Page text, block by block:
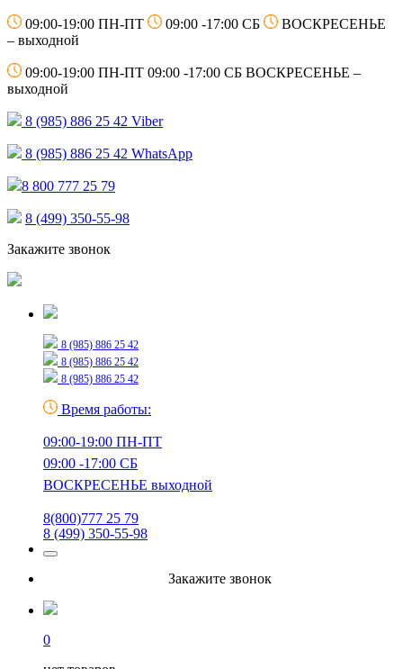
09:00-19:00 ПН-ПТ 09:00 -17:00 СБ
ВОСКРЕСЕНЬЕ
– выходной
09:00-19:00 ПН-ПТ 09:00 -17:00 СБ ВОСКРЕСЕНЬЕ –
выходной
8 (985) 886 25 42 Viber
8 (985) 886 25 42 WhatsApp
8 800 777 25 79
8 (499) 350-55-98
Закажите звонок
8 (985) 886 25 42
8 (985) 886 25 42
8 (985) 886 25 42
Время работы:
09:00-19:00 ПН-ПТ
09:00 -17:00 СБ
ВОСКРЕСЕНЬЕ выходной
8(800)777 25 79
8 (499) 350-55-98
Закажите звонок
0